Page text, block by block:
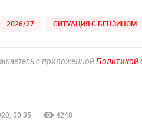
2026/27 СИТУАЦИЯ С БЕНЗИНОМ
с приложеннойПолитикой
00:35 4248